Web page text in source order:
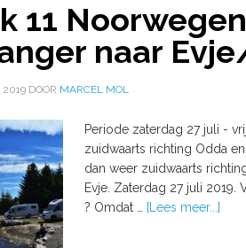
11
naar
2019 DOOR MARCEL MOL
Periode zaterdag 27 juli -
zuidwaarts richting Odda
dan weer zuidwaarts
Evje. Zaterdag 27 juli 2019.
? Omdat …
[Lees meer...]